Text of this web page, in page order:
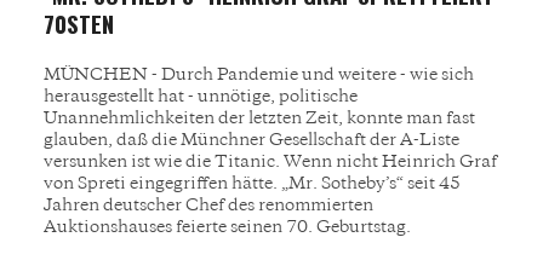
70STEN
MÜNCHEN - Durch Pandemie und weitere - wie sich
herausgestellt hat - unnötige, politische
Unannehmlichkeiten der letzten Zeit, konnte man fast
glauben, daß die Münchner Gesellschaft der A-Liste
versunken ist wie die Titanic. Wenn nicht Heinrich Graf
von Spreti eingegriffen hätte. „Mr. Sotheby’s“ seit 45
Jahren deutscher Chef des renommierten
Auktionshauses feierte seinen 70. Geburtstag.